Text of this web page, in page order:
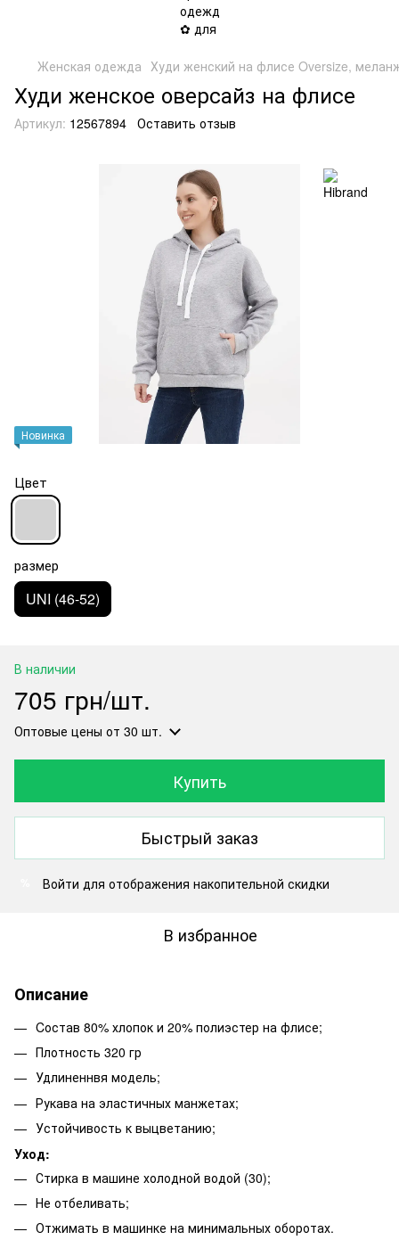
Женская одежда Худи женский на флисе Oversize,
Худи женское оверсайз на флисе
Артикул: 12567894 Оставить отзыв
Новинка
Цвет
размер
UNI (46-52)
В наличии
705 грн/шт.
Оптовые цены от 30 шт.
Купить
Быстрый заказ
Войти для отображения накопительной скидки
В избранное
Описание
Cостав 80% хлопок и 20% полиэстер на флисе;
Плотность 320 гр
Удлиненнвя модель;
Рукава на эластичных манжетах;
Устойчивость к выцветанию;
Уход:
Стирка в машине холодной водой (30);
Не отбеливать;
Отжимать в машинке на минимальных оборотах.